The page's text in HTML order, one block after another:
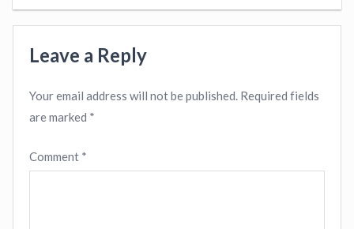
Leave a Reply
Your email address will not be published. Required fields
are marked *
Comment *